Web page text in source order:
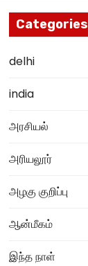
Categories
delhi
india
அரசியல்
அரியலூர்
அழகு குறிப்பு
ஆன்மீகம்
இந்த நாள்